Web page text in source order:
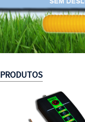
PRODUTOS